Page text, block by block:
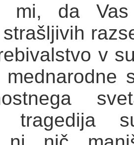
mi, da Vas
v
mednarodne
tragedija